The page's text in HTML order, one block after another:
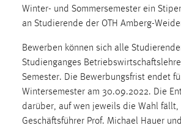
Winter- und Sommersemester ein
an Studierende der OTH Amberg-
Bewerben können sich alle
Studienganges
Semester. Die Bewerbungsfrist endet
Wintersemester am 30.09.2022. Die
darüber, auf wen jeweils die Wahl fällt,
Geschäftsführer Prof. Michael Hauer
Name:
MibewSessionID, MIBEW_UserID,
chat-frame-style-5e9dbeb1811c0446
Zweck:
Wird benötigt um die Chatfunktion